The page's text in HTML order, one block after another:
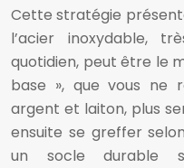
Cette stratégie
l’acier inoxydable,
quotidien, peut être le
base », que vous ne
argent et laiton, plus
ensuite se greffer
un socle durable